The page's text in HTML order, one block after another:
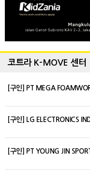
코트라 K-MOVE 센터
[구인] PT MEGA
[구인] LG ELECTRONICS
[구인] PT YOUNG JIN